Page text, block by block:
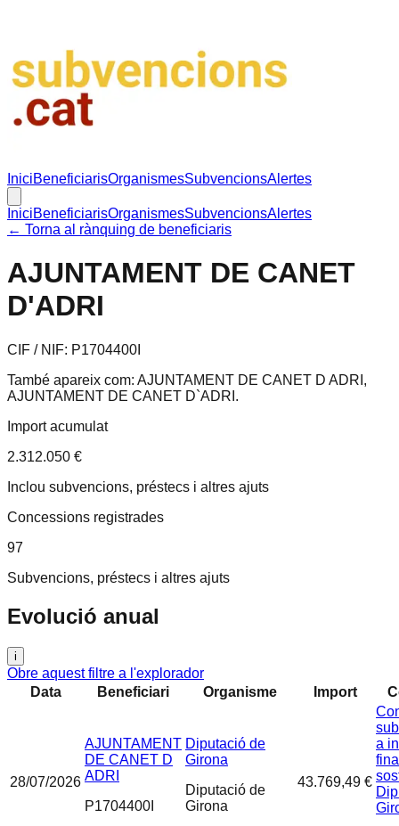
IniciBeneficiarisOrganismesSubvencionsAlertes
IniciBeneficiarisOrganismesSubvencionsAlertes
← Torna al rànquing de beneficiaris
AJUNTAMENT DE CANET
D'ADRI
CIF / NIF: P1704400I
També apareix com: AJUNTAMENT DE CANET D ADRI,
AJUNTAMENT DE CANET D`ADRI .
Import acumulat
2.312.050 €
Inclou subvencions, préstecs i altres ajuts
Concessions registrades
97
Subvencions, préstecs i altres ajuts
Evolució anual
i
Obre aquest filtre a l'explorador
Data
Beneficiari Organisme Import
28/07/2026
AJUNTAMENT
DE CANET D
ADRI
P1704400I
Diputació de
Girona
Diputació de
Girona
43.769,49 €
a